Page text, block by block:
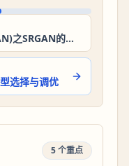
超分辨率生成对抗网络(SRGAN)之SRGAN的评估指标
选择与调优
5 个重点